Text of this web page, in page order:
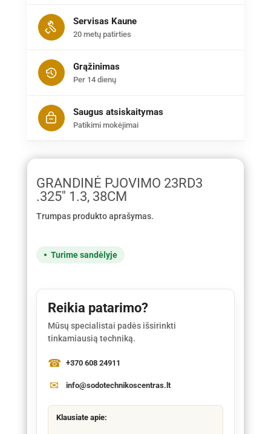
Servisas Kaune
20 metų patirties
Grąžinimas
Per 14 dienų
Saugus atsiskaitymas
Patikimi mokėjimai
GRANDINĖ PJOVIMO 23RD3
.325'' 1.3, 38CM
Trumpas produkto aprašymas.
Turime sandėlyje
Reikia patarimo?
Mūsų specialistai padės išsirinkti
tinkamiausią techniką.
+370 608 24911
info@sodotechnikoscentras.lt
Klausiate apie: